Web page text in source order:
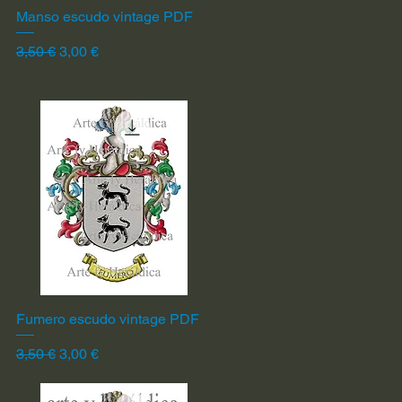
Vista rápida
Manso escudo vintage PDF
Precio
3,50 € Precio de oferta
3,00 €
Vista rápida
Fumero escudo vintage PDF
Precio
3,50 € Precio de oferta
3,00 €